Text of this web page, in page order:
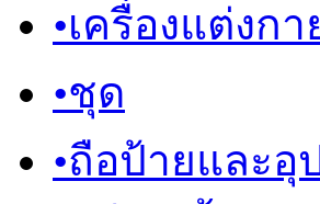
•เครื่องแต่งกา
•ชุด
•ถือป้ายและอุ